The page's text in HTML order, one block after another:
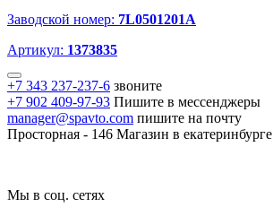
Заводской номер: 7L0501201A
Артикул: 1373835
+7 343 237-237-6 звоните
+7 902 409-97-93 Пишите в мессенджеры
manager@spavto.com пишите на почту
Просторная - 146 Магазин в екатеринбурге
Мы в соц. сетях